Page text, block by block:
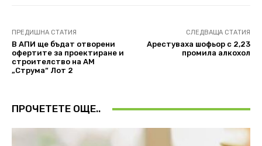
ПРЕДИШНА СТАТИЯ
В АПИ ще бъдат отворени
офертите за проектиране и
строителство на АМ
„Струма“ Лот 2
СЛЕДВАЩА СТАТИЯ
Арестуваха шофьор с 2,23
промила алкохол
ПРОЧЕТЕТЕ ОЩЕ..